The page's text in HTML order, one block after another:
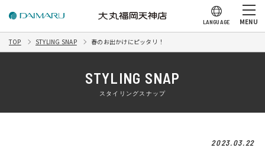
LANGUAGE MENU
TOP STYLING SNAP 春のお出かけにピッタリ！
STYLING SNAP
スタイリングスナップ
2023.03.22